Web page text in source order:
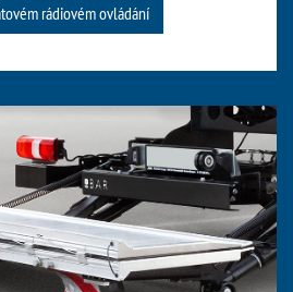
rádiovém ovládání